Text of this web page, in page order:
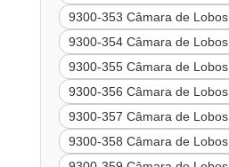
9300-353 Câmara de Lobos
9300-354 Câmara de Lobos
9300-355 Câmara de Lobos
9300-356 Câmara de Lobos
9300-357 Câmara de Lobos
9300-358 Câmara de Lobos